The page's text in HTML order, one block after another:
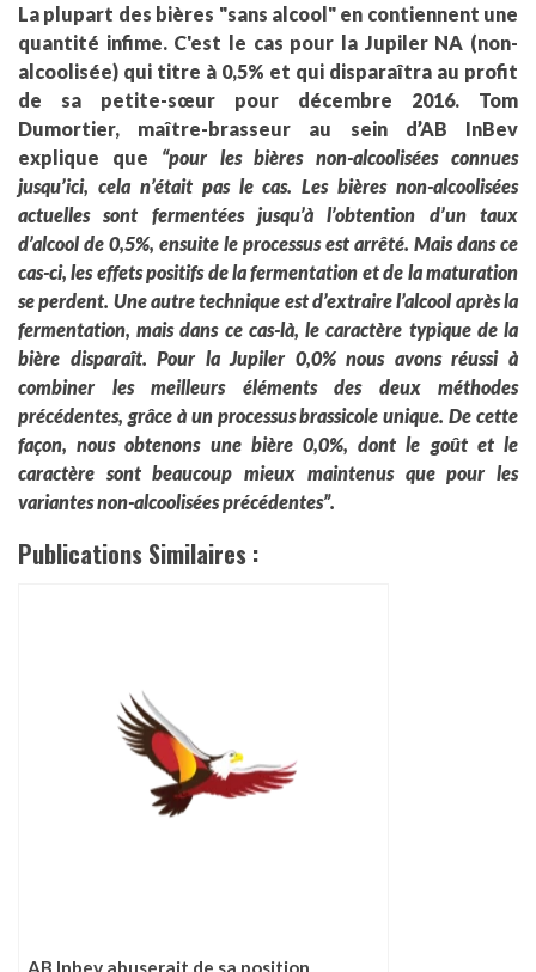
La plupart des bières "sans alcool" en contiennent une
quantité infime. C'est le cas pour la Jupiler NA (non-
alcoolisée) qui titre à 0,5% et qui disparaîtra au profit
de sa petite-sœur pour décembre 2016. Tom
Dumortier, maître-brasseur au sein d’AB InBev
explique que “pour les bières non-alcoolisées connues
jusqu’ici, cela n’était pas le cas. Les bières non-alcoolisées
actuelles sont fermentées jusqu’à l’obtention d’un taux
d’alcool de 0,5%, ensuite le processus est arrêté. Mais dans ce
cas-ci, les effets positifs de la fermentation et de la maturation
se perdent. Une autre technique est d’extraire l’alcool après la
fermentation, mais dans ce cas-là, le caractère typique de la
bière disparaît. Pour la Jupiler 0,0% nous avons réussi à
combiner les meilleurs éléments des deux méthodes
précédentes, grâce à un processus brassicole unique. De cette
façon, nous obtenons une bière 0,0%, dont le goût et le
caractère sont beaucoup mieux maintenus que pour les
variantes non-alcoolisées précédentes”.
Publications Similaires :
AB Inbev abuserait de sa position